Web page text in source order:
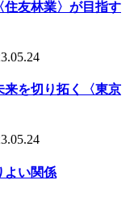
住友林業〉が目指す
来を切り拓く〈東京
よい関係